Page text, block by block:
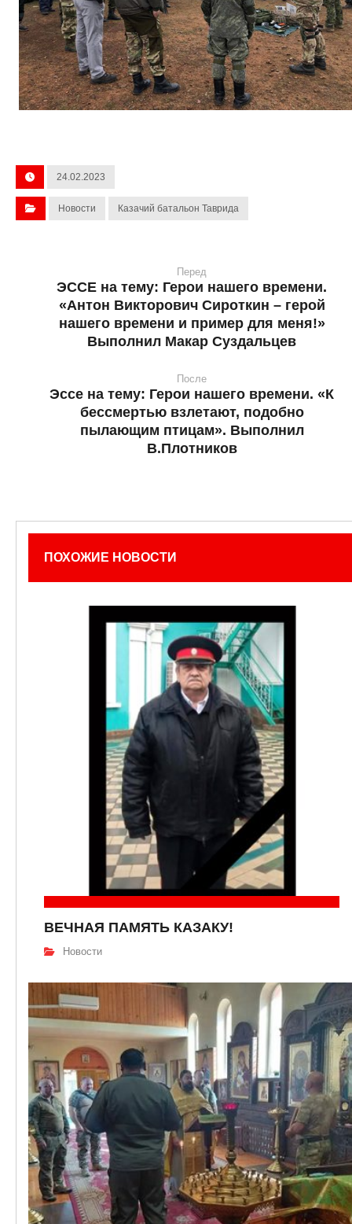
24.02.2023
Новости Казачий батальон Таврида
Перед
ЭССЕ на тему: Герои нашего времени.
«Антон Викторович Сироткин – герой
нашего времени и пример для меня!»
Выполнил Макар Суздальцев
После
Эссе на тему: Герои нашего времени. «К
бессмертью взлетают, подобно
пылающим птицам». Выполнил
В.Плотников
ПОХОЖИЕ НОВОСТИ
ВЕЧНАЯ ПАМЯТЬ КАЗАКУ!
Новости